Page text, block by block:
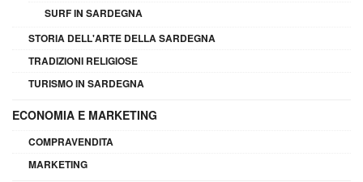
SURF IN SARDEGNA
STORIA DELL'ARTE DELLA SARDEGNA
TRADIZIONI RELIGIOSE
TURISMO IN SARDEGNA
ECONOMIA E MARKETING
COMPRAVENDITA
MARKETING